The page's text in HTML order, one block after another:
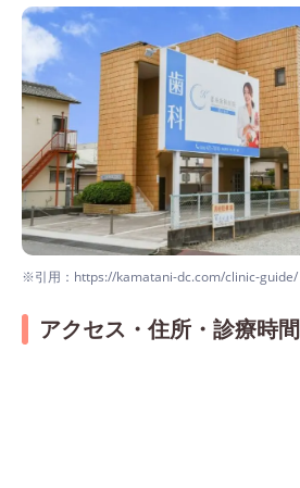
※引用：https://kamatani-dc.com/clinic-guide/
アクセス・住所・診療時間